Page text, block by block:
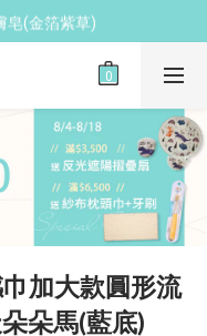
人包
皂(金箔紫草)
人包
加大款圓形流
朵馬(藍底)